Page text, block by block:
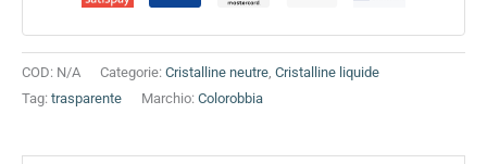
COD: N/A Categorie: Cristalline neutre, Cristalline liquide
Tag: trasparente Marchio: Colorobbia